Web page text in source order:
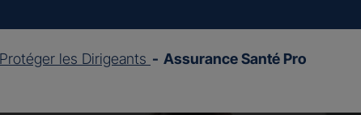
Protéger les Dirigeants Assurance Santé Pro